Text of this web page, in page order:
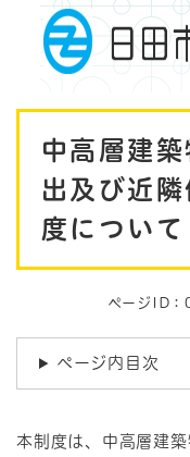
メニ
中高層建
出及び近
度について
ページID
ページ内目次
本制度は、中高層建